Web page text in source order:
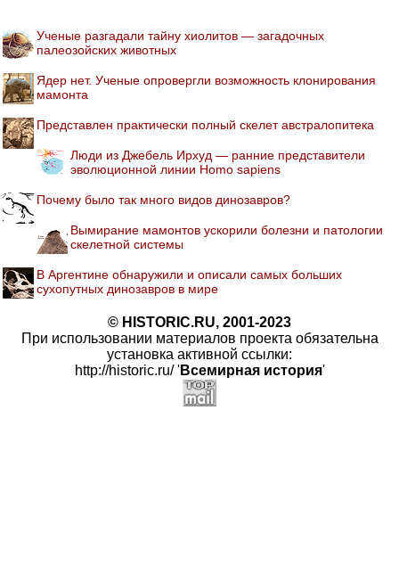
Ученые разгадали тайну хиолитов — загадочных
палеозойских животных
Ядер нет. Ученые опровергли возможность клонирования
мамонта
Представлен практически полный скелет австралопитека
Люди из Джебель Ирхуд — ранние представители
эволюционной линии Homo sapiens
Почему было так много видов динозавров?
Вымирание мамонтов ускорили болезни и патологии
скелетной системы
В Аргентине обнаружили и описали самых больших
сухопутных динозавров в мире
© HISTORIC.RU, 2001-2023
При использовании материалов проекта обязательна
установка активной ссылки:
http://historic.ru/ 'Всемирная история'